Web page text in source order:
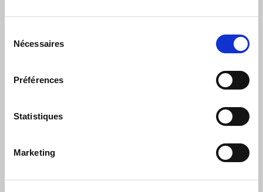
Nécessaires
Préférences
Statistiques
Marketing
Tuareg Rallye est toujours très performante, les sensations sont
parfaites et c'est le secret de ses succès consécutifs.”